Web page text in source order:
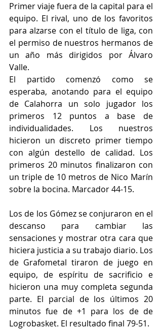
Primer viaje fuera de la capital para el
equipo. El rival, uno de los favoritos
para alzarse con el título de liga, con
el permiso de nuestros hermanos de
un año más dirigidos por Álvaro
Valle.
El partido comenzó como se
esperaba, anotando para el equipo
de Calahorra un solo jugador los
primeros 12 puntos a base de
individualidades. Los nuestros
hicieron un discreto primer tiempo
con algún destello de calidad. Los
primeros 20 minutos finalizaron con
un triple de 10 metros de Nico Marín
sobre la bocina. Marcador 44-15.
Los de los Gómez se conjuraron en el
descanso para cambiar las
sensaciones y mostrar otra cara que
hiciera justicia a su trabajo diario. Los
de Grafometal tiraron de juego en
equipo, de espíritu de sacrificio e
hicieron una muy completa segunda
parte. El parcial de los últimos 20
minutos fue de +1 para los de de
Logrobasket. El resultado final 79-51.